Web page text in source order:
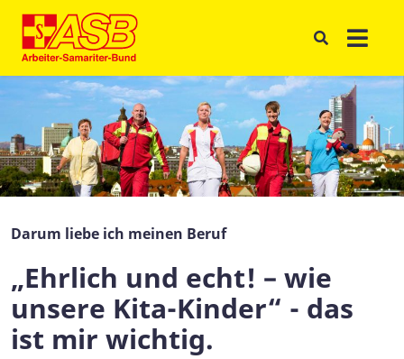
Darum liebe ich meinen Beruf
„Ehrlich und echt! – wie
unsere Kita-Kinder“ - das
ist mir wichtig.